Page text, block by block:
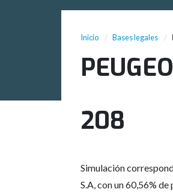
Inicio Bases legales
208
Simulación
S.A, con un 60,56%